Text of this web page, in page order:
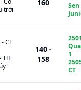
-Cỗ
trời
160
-CT
-TH
140 -
158
1
CT